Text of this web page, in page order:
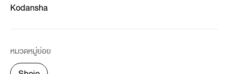
Kodansha
หมวดหมู่ย่อย